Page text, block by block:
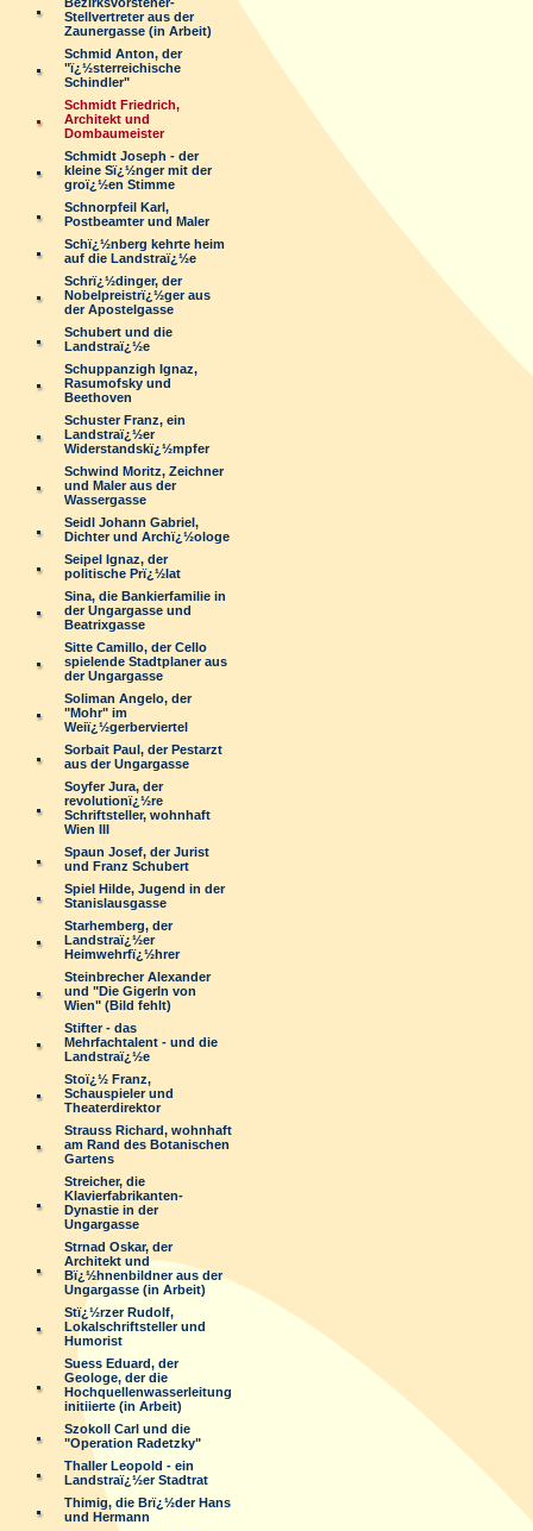
Stellvertreter aus der
Zaunergasse (in Arbeit)
Schmid Anton, der
"ï¿½sterreichische
Schindler"
Schmidt Friedrich,
Architekt und
Dombaumeister
Schmidt Joseph - der
kleine Sï¿½nger mit der
groï¿½en Stimme
Schnorpfeil Karl,
Postbeamter und Maler
Schï¿½nberg kehrte heim
auf die Landstraï¿½e
Schrï¿½dinger, der
Nobelpreistrï¿½ger aus
der Apostelgasse
Schubert und die
Landstraï¿½e
Schuppanzigh Ignaz,
Rasumofsky und
Beethoven
Schuster Franz, ein
Landstraï¿½er
Widerstandskï¿½mpfer
Schwind Moritz, Zeichner
und Maler aus der
Wassergasse
Seidl Johann Gabriel,
Dichter und Archï¿½ologe
Seipel Ignaz, der
politische Prï¿½lat
Sina, die Bankierfamilie in
der Ungargasse und
Beatrixgasse
Sitte Camillo, der Cello
spielende Stadtplaner aus
der Ungargasse
Soliman Angelo, der
"Mohr" im
Weiï¿½gerberviertel
Sorbait Paul, der Pestarzt
aus der Ungargasse
Soyfer Jura, der
revolutionï¿½re
Schriftsteller, wohnhaft
Wien III
Spaun Josef, der Jurist
und Franz Schubert
Spiel Hilde, Jugend in der
Stanislausgasse
Starhemberg, der
Landstraï¿½er
Heimwehrfï¿½hrer
Steinbrecher Alexander
und "Die Gigerln von
Wien" (Bild fehlt)
Stifter - das
Mehrfachtalent - und die
Landstraï¿½e
Stoï¿½ Franz,
Schauspieler und
Theaterdirektor
Strauss Richard, wohnhaft
am Rand des Botanischen
Gartens
Streicher, die
Klavierfabrikanten-
Dynastie in der
Ungargasse
Strnad Oskar, der
Architekt und
Bï¿½hnenbildner aus der
Ungargasse (in Arbeit)
Stï¿½rzer Rudolf,
Lokalschriftsteller und
Humorist
Suess Eduard, der
Geologe, der die
Hochquellenwasserleitung
initiierte (in Arbeit)
Szokoll Carl und die
"Operation Radetzky"
Thaller Leopold - ein
Landstraï¿½er Stadtrat
Thimig, die Brï¿½der Hans
und Hermann